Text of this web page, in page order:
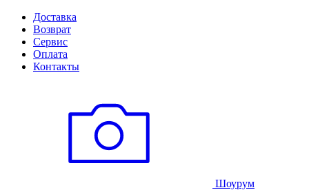
Доставка
Возврат
Сервис
Оплата
Контакты
Шоурум